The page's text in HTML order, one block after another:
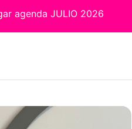
agenda JULIO 2026